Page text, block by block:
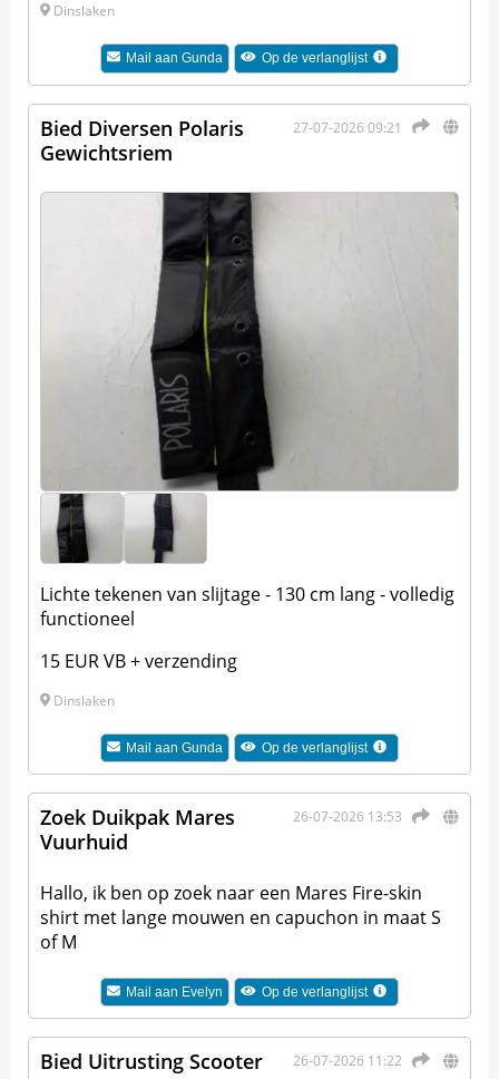
Dinslaken
Mail aan Gunda Op de verlanglijst
27-07-2026 09:21
Bied Diversen Polaris
Gewichtsriem
Lichte tekenen van slijtage - 130 cm lang - volledig
functioneel
15 EUR VB + verzending
Dinslaken
Mail aan Gunda Op de verlanglijst
26-07-2026 13:53
Zoek Duikpak Mares
Vuurhuid
Hallo, ik ben op zoek naar een Mares Fire-skin
shirt met lange mouwen en capuchon in maat S
of M
Mail aan Evelyn Op de verlanglijst
26-07-2026 11:22
Bied Uitrusting Scooter